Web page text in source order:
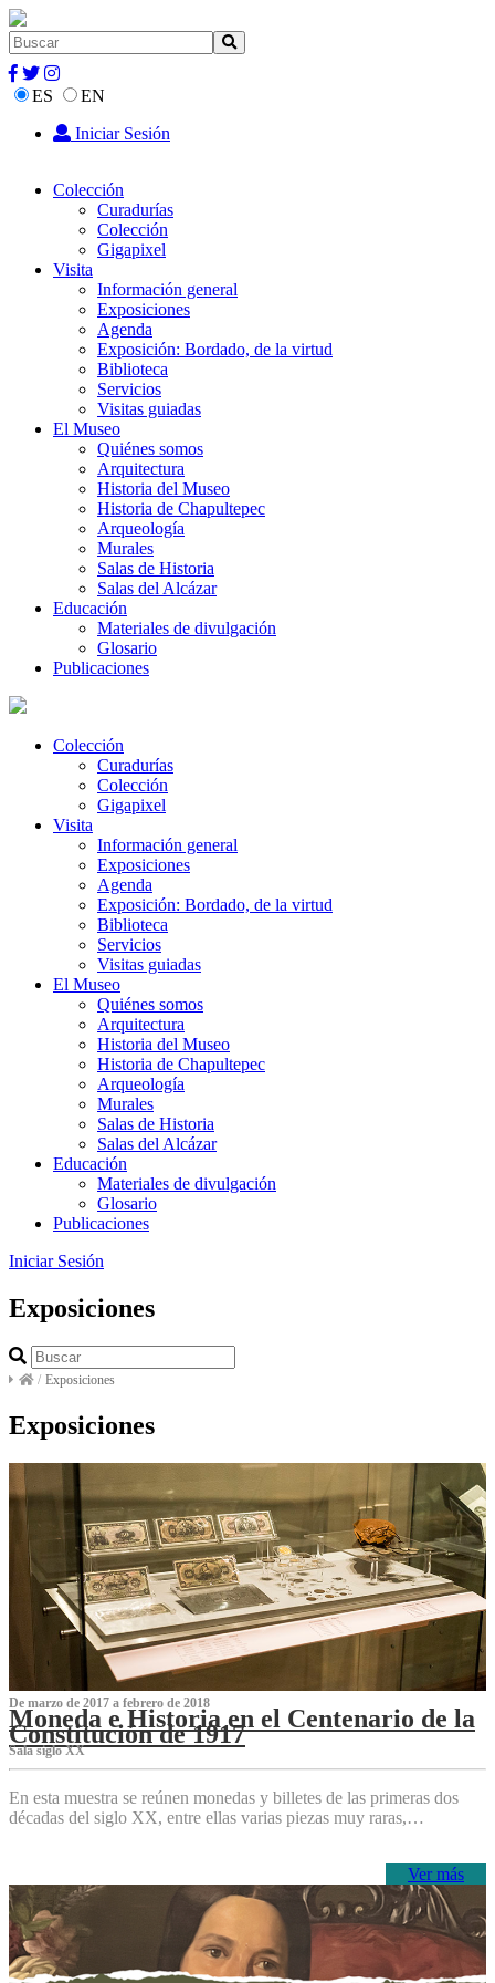
ES
EN
Iniciar Sesión
Colección
Curadurías
Colección
Gigapixel
Visita
Información general
Exposiciones
Agenda
Exposición: Bordado, de la virtud
Biblioteca
Servicios
Visitas guiadas
El Museo
Quiénes somos
Arquitectura
Historia del Museo
Historia de Chapultepec
Arqueología
Murales
Salas de Historia
Salas del Alcázar
Educación
Materiales de divulgación
Glosario
Publicaciones
Colección
Curadurías
Colección
Gigapixel
Visita
Información general
Exposiciones
Agenda
Exposición: Bordado, de la virtud
Biblioteca
Servicios
Visitas guiadas
El Museo
Quiénes somos
Arquitectura
Historia del Museo
Historia de Chapultepec
Arqueología
Murales
Salas de Historia
Salas del Alcázar
Educación
Materiales de divulgación
Glosario
Publicaciones
Iniciar Sesión
Exposiciones
/ Exposiciones
Exposiciones
De marzo de 2017 a febrero de 2018
Moneda e Historia en el Centenario de la
Constitución de 1917
Sala siglo XX
En esta muestra se reúnen monedas y billetes de las primeras dos
décadas del siglo XX, entre ellas varias piezas muy raras,…
Ver más